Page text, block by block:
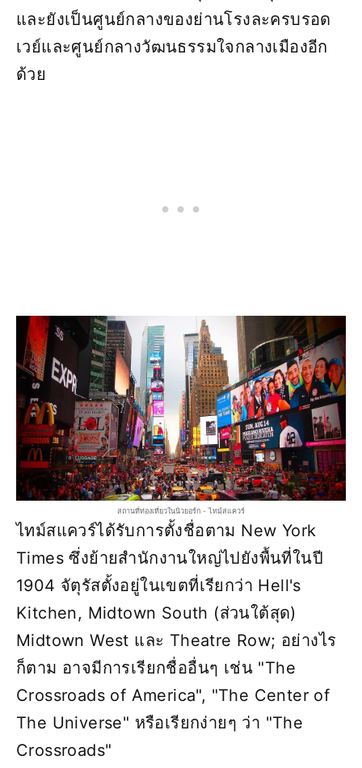
และยังเป็นศูนย์กลางของย่านโรงละครบรอด
เวย์และศูนย์กลางวัฒนธรรมใจกลางเมืองอีก
ด้วย
สถานที่ท่องเที่ยวในนิวยอร์ก - ไทม์สแควร์
ไทม์สแควร์ได้รับการตั้งชื่อตาม New York
Times ซึ่งย้ายสำนักงานใหญ่ไปยังพื้นที่ในปี
1904 จัตุรัสตั้งอยู่ในเขตที่เรียกว่า Hell's
Kitchen, Midtown South (ส่วนใต้สุด)
Midtown West และ Theatre Row; อย่างไร
ก็ตาม อาจมีการเรียกชื่ออื่นๆ เช่น "The
Crossroads of America", "The Center of
The Universe" หรือเรียกง่ายๆ ว่า "The
Crossroads"